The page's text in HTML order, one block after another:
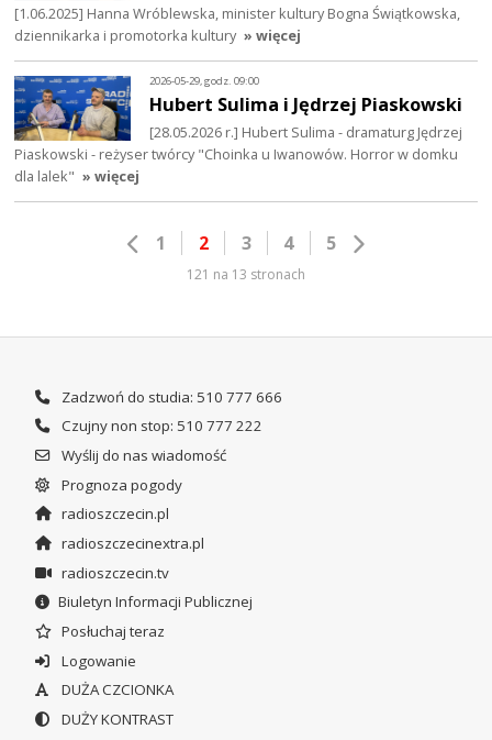
[1.06.2025] Hanna Wróblewska, minister kultury Bogna Świątkowska,
dziennikarka i promotorka kultury » więcej
2026-05-29, godz. 09:00
Hubert Sulima i Jędrzej Piaskowski
[28.05.2026 r.] Hubert Sulima - dramaturg Jędrzej
Piaskowski - reżyser twórcy "Choinka u Iwanowów. Horror w domku
dla lalek" » więcej
1 2 3 4 5
121 na 13 stronach
Zadzwoń do studia: 510 777 666
Czujny non stop: 510 777 222
Wyślij do nas wiadomość
Prognoza pogody
radioszczecin.pl
radioszczecinextra.pl
radioszczecin.tv
Biuletyn Informacji Publicznej
Posłuchaj teraz
Logowanie
DUŻA CZCIONKA
DUŻY KONTRAST